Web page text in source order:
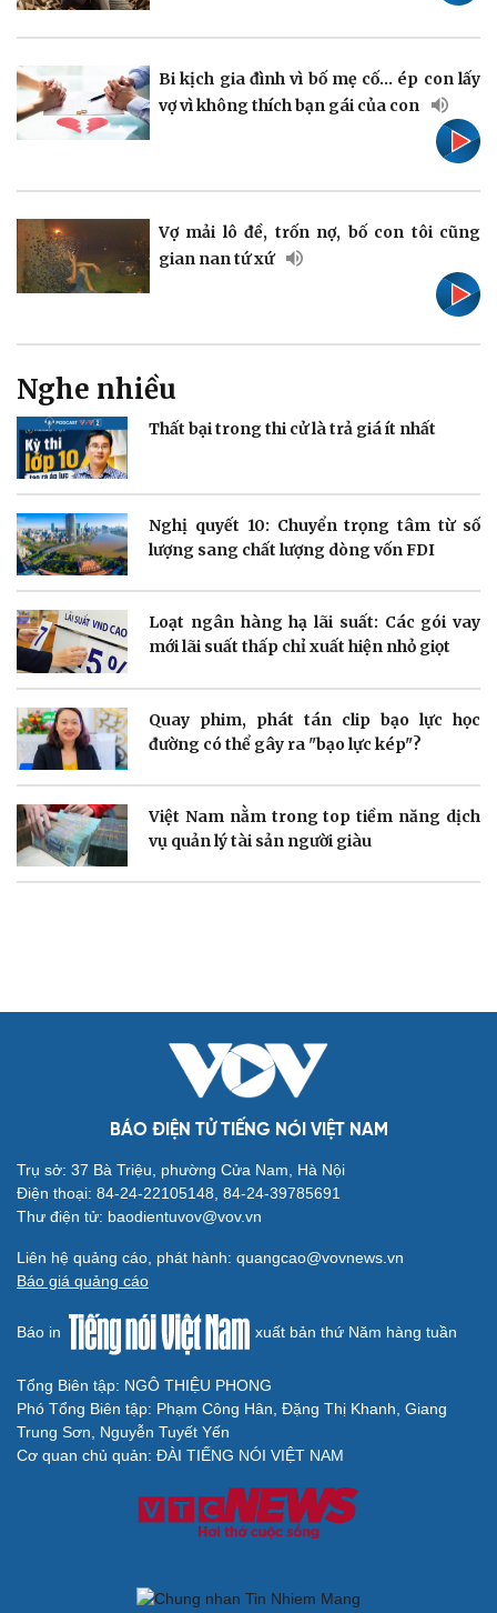
Pháp luật
Vụ án
Tin nóng
Quân sự - Quốc phòng
Thế giới thể thao
eSports
Hậu trường
Doanh nghiệp
Thông tin doanh nghiệp
Doanh nhân
Vì cộng đồng
Công nghệ
Trải nghiệm
Chuyển đổi số
Sức khỏe
Dinh dưỡng - món ngon
Cây thuốc
Sản phụ khoa
Nhi khoa
Đời sống
Nhà đẹp
Blog
Sân khấu - Điện ảnh
Âm nhạc
Di sản
Nghệ sĩ
Sao Việt
Du lịch
Săn Tour
check-in
Podcast
Cửa sổ tình yêu
Hạt giống tâm hồn
Bi kịch gia đình vì bố mẹ cố... ép con lấy
vợ vì không thích bạn gái của con
Vợ mải lô đề, trốn nợ, bố con tôi cũng
gian nan tứ xứ
Nghe nhiều
Thất bại trong thi cử là trả giá ít nhất
Nghị quyết 10: Chuyển trọng tâm từ số
lượng sang chất lượng dòng vốn FDI
Loạt ngân hàng hạ lãi suất: Các gói vay
mới lãi suất thấp chỉ xuất hiện nhỏ giọt
Quay phim, phát tán clip bạo lực học
đường có thể gây ra "bạo lực kép"?
Việt Nam nằm trong top tiềm năng dịch
vụ quản lý tài sản người giàu
BÁO ĐIỆN TỬ TIẾNG NÓI VIỆT NAM
Trụ sở: 37 Bà Triệu, phường Cửa Nam, Hà Nội
Điện thoại: 84-24-22105148, 84-24-39785691
Thư điện tử: baodientuvov@vov.vn
Liên hệ quảng cáo, phát hành: quangcao@vovnews.vn
Báo giá quảng cáo
Báo in xuất bản thứ Năm hàng tuần
Tổng Biên tập: NGÔ THIỆU PHONG
Phó Tổng Biên tập: Phạm Công Hân, Đặng Thị Khanh, Giang
Trung Sơn, Nguyễn Tuyết Yến
Cơ quan chủ quản: ĐÀI TIẾNG NÓI VIỆT NAM